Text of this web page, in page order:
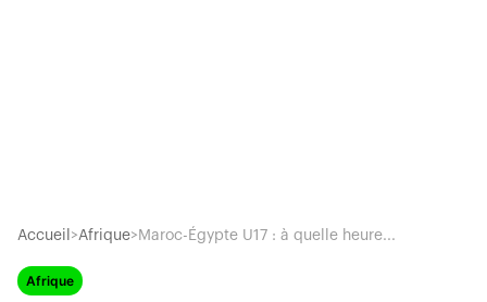
Accueil >Afrique> Maroc-Égypte U17 : à quelle heure...
Afrique